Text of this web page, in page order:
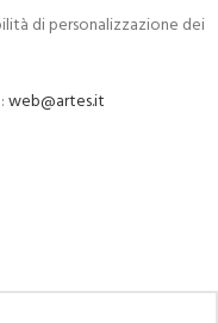
di personalizzazione dei
web@artes.it